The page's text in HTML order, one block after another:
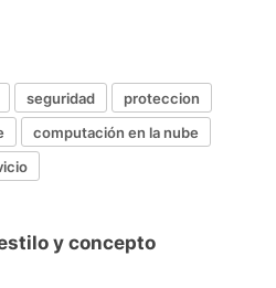
seguridad
proteccion
computación en la nube
y concepto